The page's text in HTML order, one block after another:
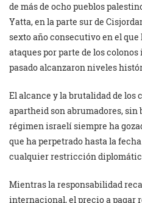
de más de ocho pueblos
Yatta, en la parte sur de
sexto año consecutivo en el
ataques por parte de los
pasado alcanzaron niveles
El alcance y la brutalidad de los
apartheid son abrumadores, sin
régimen israelí siempre ha
que ha perpetrado hasta la
cualquier restricción
Mientras la responsabilidad
internacional, el precio a pagar